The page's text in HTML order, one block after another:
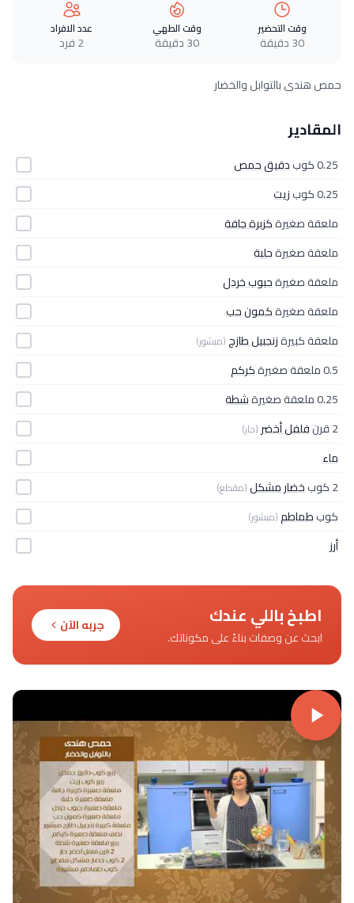
وقت التحضير
30 دقيقة
وقت الطهي
30 دقيقة
عدد الافراد
2 فرد
حمص هندى بالتوابل والخضار
المقادير
0.25 كوب
دقيق حمص
0.25 كوب
زيت
ملعقة صغيرةكزبرة جافة
ملعقة صغيرةحلبة
ملعقة صغيرةحبوب خردل
ملعقة صغيرةكمون حب
ملعقة كبيرةزنجبيل طازج(مبشور)
0.5 ملعقة صغيرة
كركم
0.25 ملعقة صغيرة
شطة
2 قرن
فلفل أخضر(حار)
ماء
2 كوب
خضار مشكل(مقطع)
كوبطماطم(مبشور)
أرز
اطبخ باللي عندك
ابحث عن وصفات بناءً على مكوناتك.
جربه الآن